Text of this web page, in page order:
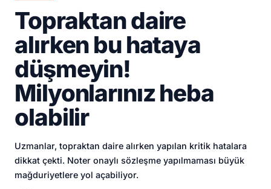
Topraktan daire
alırken bu hataya
düşmeyin!
Milyonlarınız heba
olabilir
Uzmanlar, topraktan daire alırken yapılan kritik hatalara
dikkat çekti. Noter onaylı sözleşme yapılmaması büyük
mağduriyetlere yol açabiliyor.